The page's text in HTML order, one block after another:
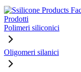
Prodotti
Polimeri siliconici
Oligomeri silanici